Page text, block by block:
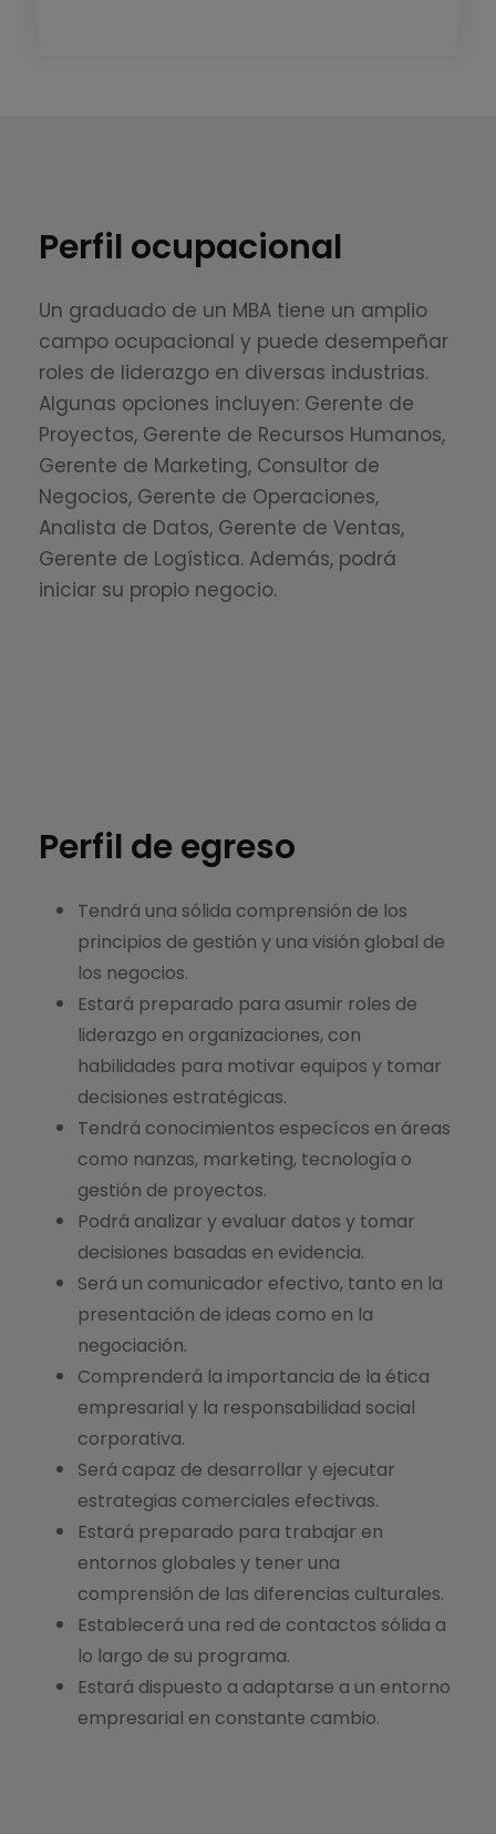
Perfil ocupacional
Un graduado de un MBA tiene un amplio
campo ocupacional y puede desempeñar
roles de liderazgo en diversas industrias.
Algunas opciones incluyen: Gerente de
Proyectos, Gerente de Recursos Humanos,
Gerente de Marketing, Consultor de
Negocios, Gerente de Operaciones,
Analista de Datos, Gerente de Ventas,
Gerente de Logística. Además, podrá
iniciar su propio negocio.
Perfil de egreso
Tendrá una sólida comprensión de los
principios de gestión y una visión global de
los negocios.
Estará preparado para asumir roles de
liderazgo en organizaciones, con
habilidades para motivar equipos y tomar
decisiones estratégicas.
Tendrá conocimientos especícos en áreas
como nanzas, marketing, tecnología o
gestión de proyectos.
Podrá analizar y evaluar datos y tomar
decisiones basadas en evidencia.
Será un comunicador efectivo, tanto en la
presentación de ideas como en la
negociación.
Comprenderá la importancia de la ética
empresarial y la responsabilidad social
corporativa.
Será capaz de desarrollar y ejecutar
estrategias comerciales efectivas.
Estará preparado para trabajar en
entornos globales y tener una
comprensión de las diferencias culturales.
Establecerá una red de contactos sólida a
lo largo de su programa.
Estará dispuesto a adaptarse a un entorno
empresarial en constante cambio.